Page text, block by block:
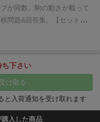
が同数。駒の動きが載って
問題&回答集。
【セットア
は使わない)
くりルールを書くと、○先
１マス、その後は好きなと
○裏向き駒はそのまま進め
可。ただし表にしたターン
○取った駒は次ターン以降手
の姫を取るか降参(投了)させ
下さい
け取る
と入荷通知を受け取れます
入した商品